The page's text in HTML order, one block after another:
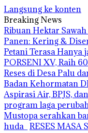
Langsung ke konten
Breaking News
Ribuan Hektar
Panen: Kering &
Petani Terasa Hanya
PORSENI XV, Raih
Reses di Desa Palu
Badan Kehormatan
Aspirasi Air, BPJS,
program laga
Mustopa serahkan
huda RESES MASA